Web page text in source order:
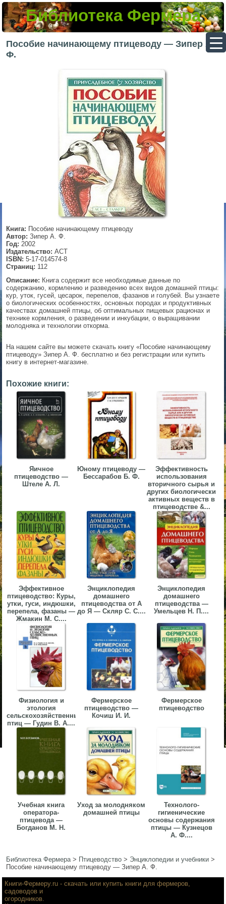
Библиотека Фермера
Пособие начинающему птицеводу — Зипер А.
Ф.
Книга: Пособие начинающему птицеводу
Автор: Зипер А. Ф.
Год: 2002
Издательство: АСТ
ISBN: 5-17-014574-8
Страниц: 112
Описание: Книга содержит все необходимые данные по
содержанию, кормлению и разведению всех видов домашней птицы:
кур, уток, гусей, цесарок, перепелов, фазанов и голубей. Вы узнаете
о биологических особенностях, основных породах и продуктивных
качествах домашней птицы, об оптимальных пищевых рационах и
технике кормления, о разведении и инкубации, о выращивании
молодняка и технологии откорма.
На нашем сайте вы можете скачать книгу «Пособие начинающему
птицеводу» Зипер А. Ф. бесплатно и без регистрации или купить
книгу в интернет-магазине.
Похожие книги:
Яичное
птицеводство —
Штеле А. Л.
Юному птицеводу —
Бессарабов Б. Ф.
Эффективность
использования
вторичного сырья и
других биологически
активных веществ в
птицеводстве &...
Эффективное
птицеводство: Куры,
утки, гуси, индюшки,
перепела, фазаны —
Жмакин М. С....
Энциклопедия
домашнего
птицеводства от А
до Я — Скляр С. С....
Энциклопедия
домашнего
птицеводства —
Умельцев Н. П....
Физиология и
этология
сельскохозяйственных
птиц — Гудин В. А....
Фермерское
птицеводство —
Кочиш И. И.
Фермерское
птицеводство
Учебная книга
оператора-
птицевода —
Богданов М. Н.
Уход за молодняком
домашней птицы
Технолого-
гигиенические
основы содержания
птицы — Кузнецов
А. Ф....
Библиотека Фермера> Птицеводство > Энциклопедии и учебники >
Пособие начинающему птицеводу — Зипер А. Ф.
▼
▼
▼
▼
▼
▼
▼
Книги-Фермеру.ru - скачать или купить книги для фермеров,
садоводов и
огородников.